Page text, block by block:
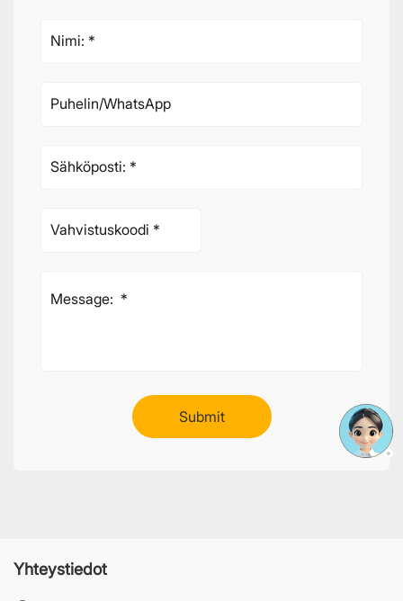
Yhteystiedot